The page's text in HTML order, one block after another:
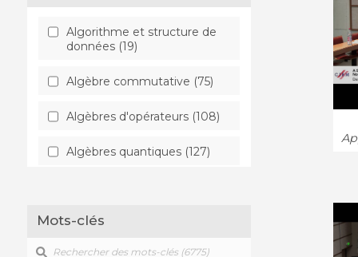
Algorithme et structure de
données (19)
Algèbre commutative (75)
Algèbres d'opérateurs (108)
Algèbres quantiques (127)
Analyse fonctionnelle (181)
Mots-clés